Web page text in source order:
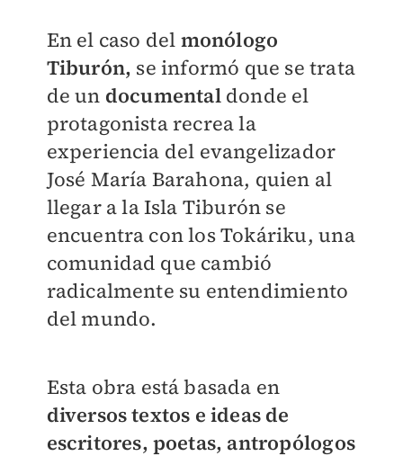
En el caso del monólogo
Tiburón, se informó que se trata
de un documental donde el
protagonista recrea la
experiencia del evangelizador
José María Barahona, quien al
llegar a la Isla Tiburón se
encuentra con los Tokáriku, una
comunidad que cambió
radicalmente su entendimiento
del mundo.
Esta obra está basada en
diversos textos e ideas de
escritores, poetas, antropólogos